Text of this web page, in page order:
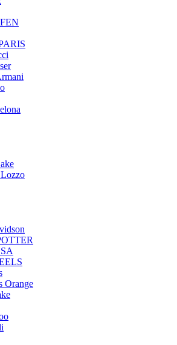
Orange